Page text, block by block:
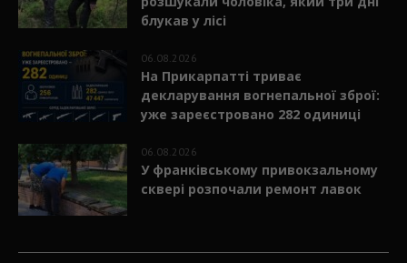
блукав у лісі
06.08.2026
На Прикарпатті триває
декларування вогнепальної зброї:
уже зареєстровано 282 одиниці
06.08.2026
У франківському привокзальному
сквері розпочали ремонт лавок